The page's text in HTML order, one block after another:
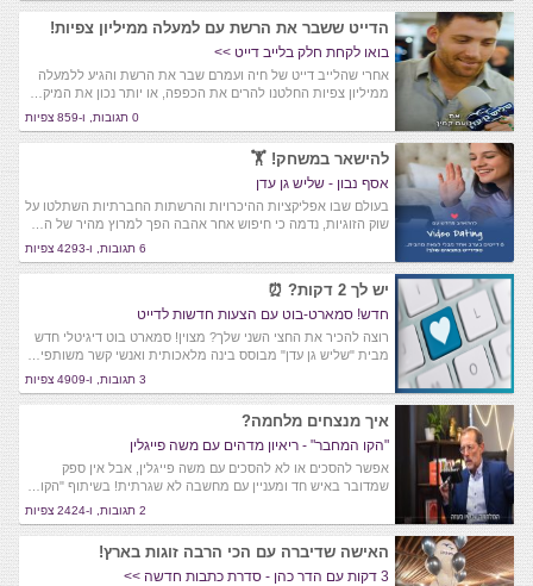
הדייט ששבר את הרשת עם למעלה ממיליון צפיות!
בואו לקחת חלק בלייב דייט >>
אחרי שהלייב דייט של חיה ועמרם שבר את הרשת והגיע ללמעלה
ממיליון צפיות החלטנו להרים את הכפפה, או יותר נכון את המיק…
0 תגובות, ו-859 צפיות
להישאר במשחק! 🏋
אסף נבון - שליש גן עדן
בעולם שבו אפליקציות ההיכרויות והרשתות החברתיות השתלטו על
שוק הזוגיות, נדמה כי חיפוש אחר אהבה הפך למרוץ מהיר של ה…
6 תגובות, ו-4293 צפיות
יש לך 2 דקות? ⏰
חדש! סמארט-בוט עם הצעות חדשות לדייט
רוצה להכיר את החצי השני שלך? מצוין! סמארט בוט דיגיטלי חדש
מבית "שליש גן עדן" מבוסס בינה מלאכותית ואנשי קשר משותפי…
3 תגובות, ו-4909 צפיות
איך מנצחים מלחמה?
"הקו המחבר" - ריאיון מדהים עם משה פייגלין
אפשר להסכים או לא להסכים עם משה פייגלין, אבל אין ספק
שמדובר באיש חד ומעניין עם מחשבה לא שגרתית! בשיתוף "הקו…
2 תגובות, ו-2424 צפיות
האישה שדיברה עם הכי הרבה זוגות בארץ!
3 דקות עם הדר כהן - סדרת כתבות חדשה >>